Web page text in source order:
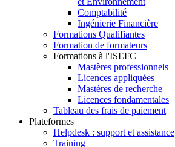
Comptabilité
Ingénierie Financière
Formations Qualifiantes
Formation de formateurs
Formations à l'ISEFC
Mastères professionnels
Licences appliquées
Mastères de recherche
Licences fondamentales
Tableau des frais de paiement
Plateformes
Helpdesk : support et assistance
Training